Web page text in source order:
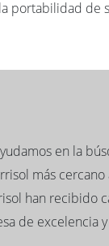
portabilidad de
en la
más cercano
han recibido
de excelencia